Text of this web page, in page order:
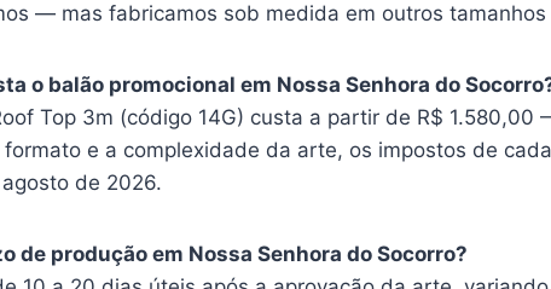
— mas fabricamos sob medida em outros
o balão promocional em Nossa Senhora do
Top 3m (código 14G) custa a partir de R$
e a complexidade da arte, os impostos de
de 2026.
de produção em Nossa Senhora do Socorro?